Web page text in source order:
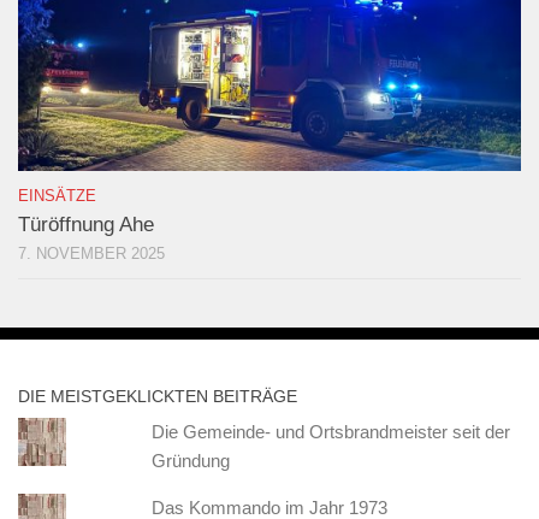
EINSÄTZE
Türöffnung Ahe
7. NOVEMBER 2025
DIE MEISTGEKLICKTEN BEITRÄGE
Die Gemeinde- und Ortsbrandmeister seit der
Gründung
Das Kommando im Jahr 1973